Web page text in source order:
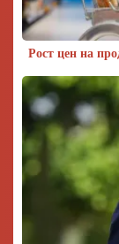
Рост цен на